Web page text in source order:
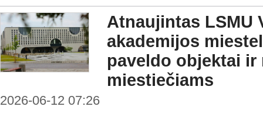
Atnaujintas LSMU
akademijos
paveldo objektai ir
miestiečiams
2026-06-12 07:26